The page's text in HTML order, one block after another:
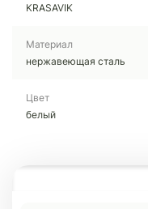
KRASAVIK
Материал
нержавеющая cталь
Цвет
белый